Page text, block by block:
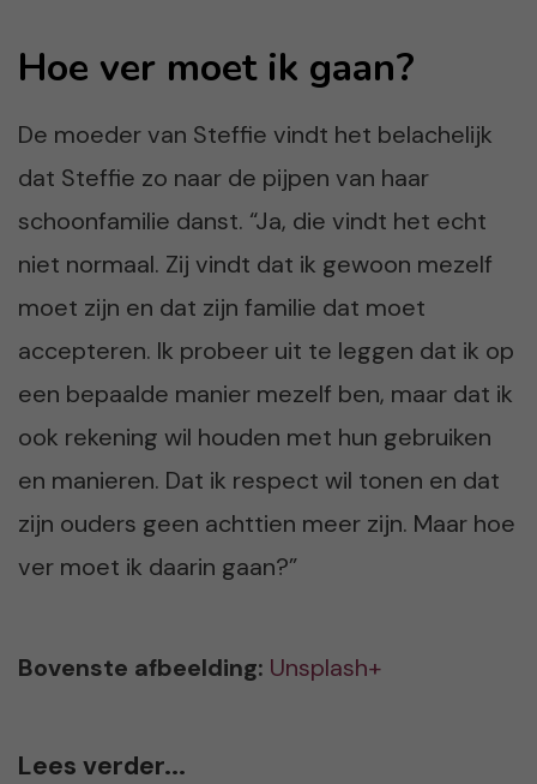
Hoe ver moet ik gaan?
De moeder van Steffie vindt het belachelijk
dat Steffie zo naar de pijpen van haar
schoonfamilie danst. “Ja, die vindt het echt
niet normaal. Zij vindt dat ik gewoon mezelf
moet zijn en dat zijn familie dat moet
accepteren. Ik probeer uit te leggen dat ik op
een bepaalde manier mezelf ben, maar dat ik
ook rekening wil houden met hun gebruiken
en manieren. Dat ik respect wil tonen en dat
zijn ouders geen achttien meer zijn. Maar hoe
ver moet ik daarin gaan?”
Bovenste afbeelding: Unsplash+
Lees verder...